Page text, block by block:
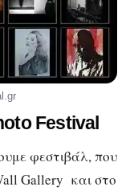
Festival
φεστιβάλ, που
Gallery και στο